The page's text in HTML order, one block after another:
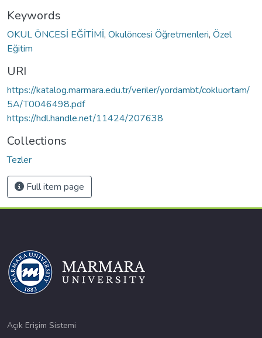
Keywords
OKUL ÖNCESİ EĞİTİMİ, Okulöncesi Öğretmenleri, Özel
Eğitim
URI
https://katalog.marmara.edu.tr/veriler/yordambt/cokluortam/
5A/T0046498.pdf
https://hdl.handle.net/11424/207638
Collections
Tezler
Full item page
Açık Erişim Sistemi